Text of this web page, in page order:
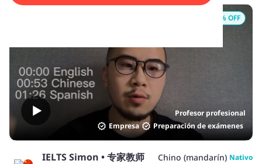
Profesor profesional
Empresa
Preparación de exámenes
% OFF
IELTS Simon • 专家教师 Chino (mandarín) Nativo